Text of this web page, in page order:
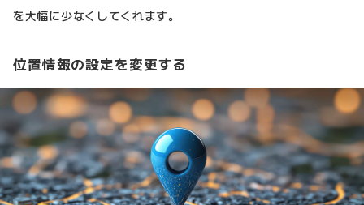
を大幅に少なくしてくれます。
位置情報の設定を変更する